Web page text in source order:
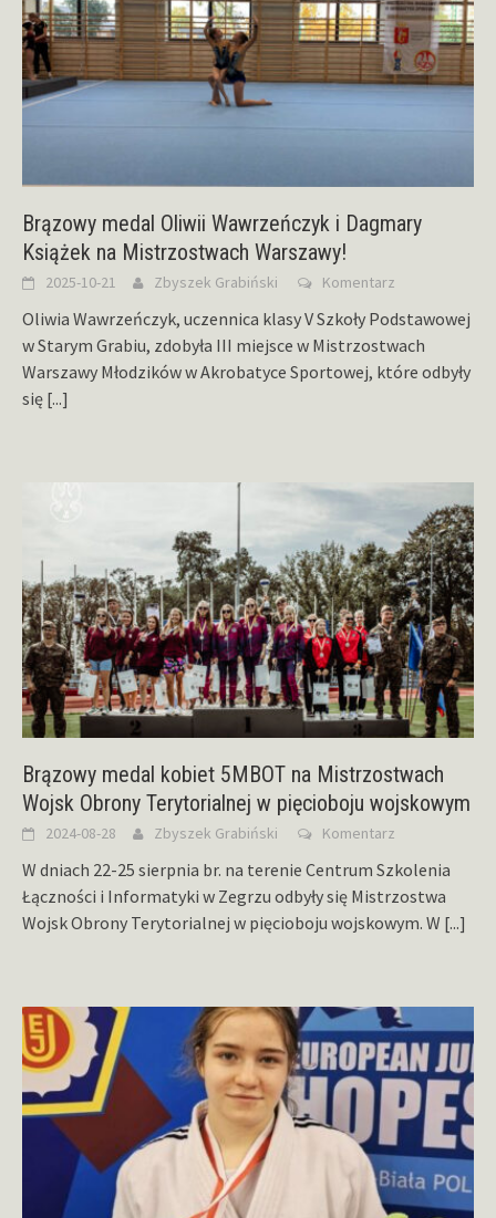
Brązowy medal Oliwii Wawrzeńczyk i Dagmary
Książek na Mistrzostwach Warszawy!
2025-10-21 Zbyszek Grabiński Komentarz
Oliwia Wawrzeńczyk, uczennica klasy V Szkoły Podstawowej
w Starym Grabiu, zdobyła III miejsce w Mistrzostwach
Warszawy Młodzików w Akrobatyce Sportowej, które odbyły
się [...]
Brązowy medal kobiet 5MBOT na Mistrzostwach
Wojsk Obrony Terytorialnej w pięcioboju wojskowym
2024-08-28 Zbyszek Grabiński Komentarz
W dniach 22-25 sierpnia br. na terenie Centrum Szkolenia
Łączności i Informatyki w Zegrzu odbyły się Mistrzostwa
Wojsk Obrony Terytorialnej w pięcioboju wojskowym. W [...]